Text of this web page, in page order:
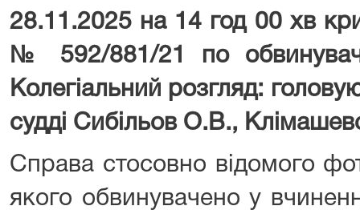
28.11.2025 на 14 год 00 хв
№ 592/881/21 по
Колегіальний розгляд:
судді Сибільов О.В.,
Справа стосовно відомого
якого обвинувачено у